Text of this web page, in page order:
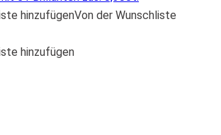
hinzufügenVon der Wunschliste
hinzufügen